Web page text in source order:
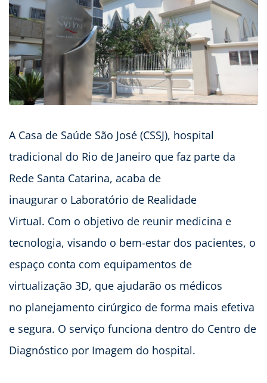
A Casa de Saúde São José (CSSJ), hospital
tradicional do Rio de Janeiro que faz parte da
Rede Santa Catarina, acaba de
inaugurar o Laboratório de Realidade
Virtual. Com o objetivo de reunir medicina e
tecnologia, visando o bem-estar dos pacientes, o
espaço conta com equipamentos de
virtualização 3D, que ajudarão os médicos
no planejamento cirúrgico de forma mais efetiva
e segura. O serviço funciona dentro do Centro de
Diagnóstico por Imagem do hospital.